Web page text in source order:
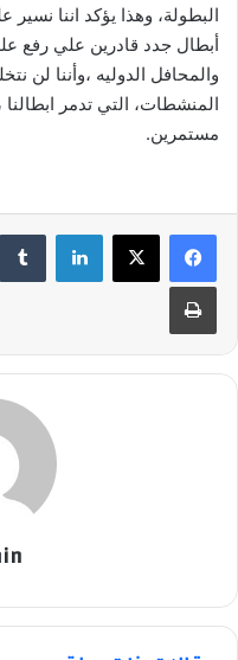
البطولة، وهذا يؤكد اننا
أبطال جدد قادرين علي رفع
والمحافل الدوليه ،وأننا لن
المنشطات، التي تدمر ابطالنا
مستمرين.
لينكدإن